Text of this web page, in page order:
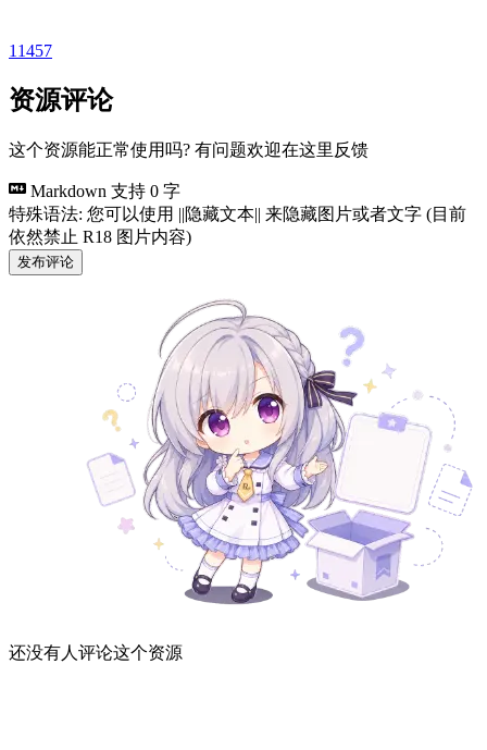
11457
资源评论
这个资源能正常使用吗? 有问题欢迎在这里反馈
Markdown 支持 0 字
特殊语法: 您可以使用 ||隐藏文本|| 来隐藏图片或者文字 (目前
依然禁止 R18 图片内容)
发布评论
还没有人评论这个资源